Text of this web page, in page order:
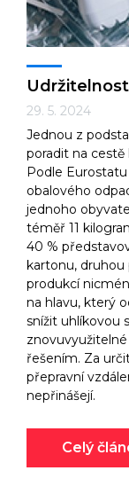
29. 5. 2024
Jednou z
poradit na cestě
Podle
obalového
jednoho
téměř 11
40 %
kartonu, druhou
produkcí
na hlavu, který
snížit uhlíkovou
řešením. Za
přepravní
nepřinášejí.
Celý